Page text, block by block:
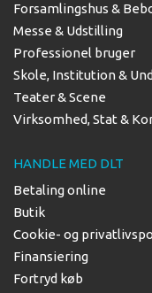
Forsamlingshus &
Messe & Udstilling
Professionel bruger
Skole, Institution &
Teater & Scene
Virksomhed, Stat &
HANDLE MED DLT
Betaling online
Butik
Cookie- og
Finansiering
Fortryd køb